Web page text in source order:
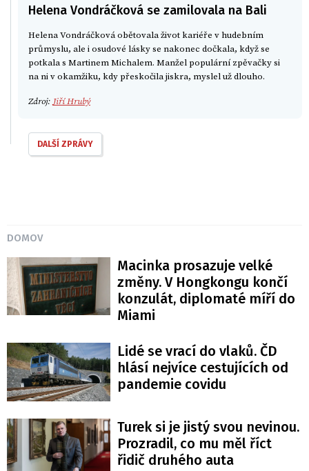
Helena Vondráčková se zamilovala na Bali
Helena Vondráčková obětovala život kariéře v hudebním
průmyslu, ale i osudové lásky se nakonec dočkala, když se
potkala s Martinem Michalem. Manžel populární zpěvačky si
na ni v okamžiku, kdy přeskočila jiskra, myslel už dlouho.
Zdroj: Jiří Hrubý
DALŠÍ ZPRÁVY
DOMOV
Macinka prosazuje velké
změny. V Hongkongu končí
konzulát, diplomaté míří do
Miami
Lidé se vrací do vlaků. ČD
hlásí nejvíce cestujících od
pandemie covidu
Turek si je jistý svou nevinou.
Prozradil, co mu měl říct
řidič druhého auta